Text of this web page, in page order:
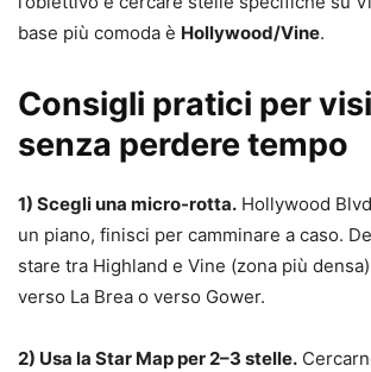
base più comoda è Hollywood/Vine.
Consigli pratici per
senza perdere tempo
1) Scegli una micro-rotta. Hollywood
un piano, finisci per camminare a caso.
stare tra Highland e Vine (zona più
verso La Brea o verso Gower.
2) Usa la Star Map per 2–3 stelle.